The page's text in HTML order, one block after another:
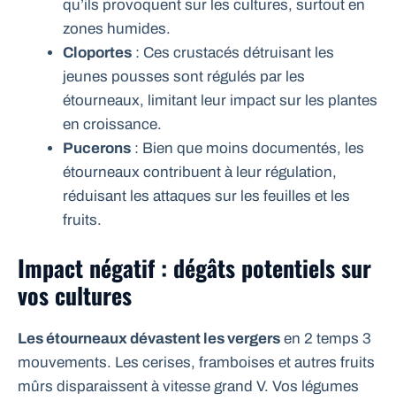
qu’ils provoquent sur les cultures, surtout en
zones humides.
Cloportes : Ces crustacés détruisant les
jeunes pousses sont régulés par les
étourneaux, limitant leur impact sur les plantes
en croissance.
Pucerons : Bien que moins documentés, les
étourneaux contribuent à leur régulation,
réduisant les attaques sur les feuilles et les
fruits.
Impact négatif : dégâts potentiels sur
vos cultures
Les étourneaux dévastent les vergers en 2 temps 3
mouvements. Les cerises, framboises et autres fruits
mûrs disparaissent à vitesse grand V. Vos légumes